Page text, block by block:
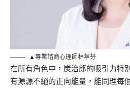
▲專業諮商心理師林萃芬
在所有角色中，炭治郎的吸引力特
有源源不絕的正向能量，能同理每